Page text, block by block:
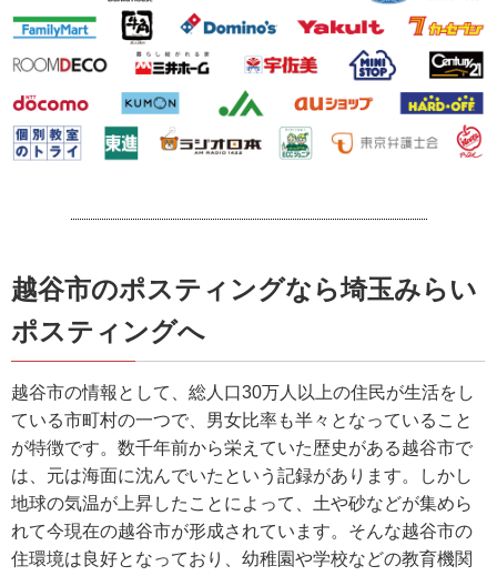
越谷市のポスティングなら埼玉みらい
ポスティングへ
越谷市の情報として、総人口30万人以上の住民が生活をし
ている市町村の一つで、男女比率も半々となっていること
が特徴です。数千年前から栄えていた歴史がある越谷市で
は、元は海面に沈んでいたという記録があります。しかし
地球の気温が上昇したことによって、土や砂などが集めら
れて今現在の越谷市が形成されています。そんな越谷市の
住環境は良好となっており、幼稚園や学校などの教育機関